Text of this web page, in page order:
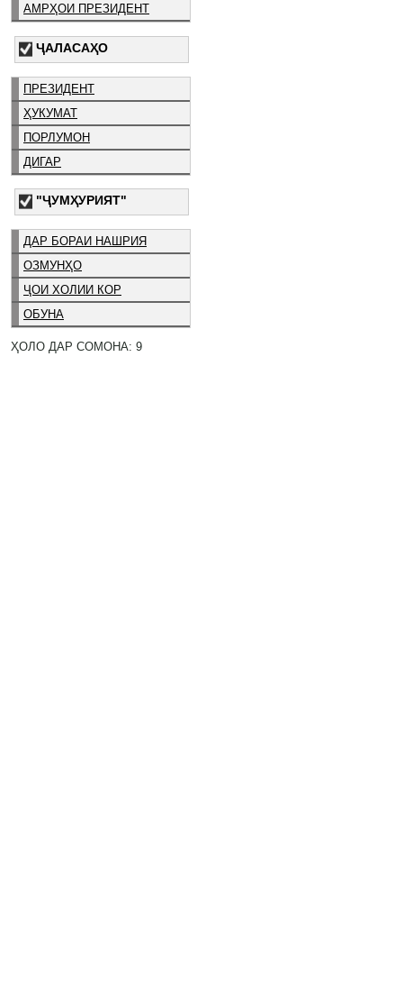
АМРҲОИ ПРЕЗИДЕНТ
ҶАЛАСАҲО
ПРЕЗИДЕНТ
ҲУКУМАТ
ПОРЛУМОН
ДИГАР
"ҶУМҲУРИЯТ"
ДАР БОРАИ НАШРИЯ
ОЗМУНҲО
ҶОИ ХОЛИИ КОР
ОБУНА
ҲОЛО ДАР СОМОНА: 9